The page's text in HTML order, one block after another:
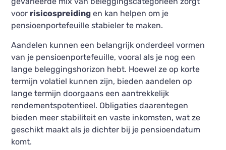
voor risicospreiding en kan helpen om je
pensioenportefeuille stabieler te maken.
Aandelen kunnen een belangrijk onderdeel vormen
van je pensioenportefeuille, vooral als je nog een
lange beleggingshorizon hebt. Hoewel ze op korte
termijn volatiel kunnen zijn, bieden aandelen op
lange termijn doorgaans een aantrekkelijk
rendementspotentieel. Obligaties daarentegen
bieden meer stabiliteit en vaste inkomsten, wat ze
geschikt maakt als je dichter bij je pensioendatum
komt.